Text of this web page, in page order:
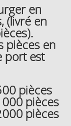
en
(livré en
pièces en
port est
pièces
pièces
pièces